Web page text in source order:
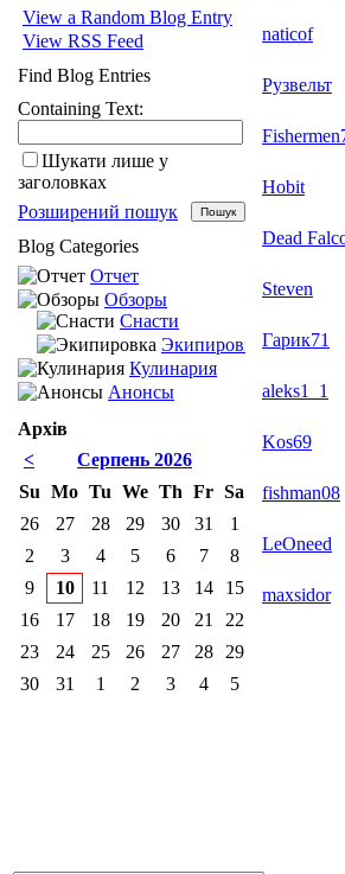
naticof
Рузвельт
Hobit
Dead
Steven
Гарик71
aleks1_1
Kos69
fishman08
LeOneed
maxsidor
View a Random Blog Entry
View RSS Feed
Find Blog Entries
Containing Text:
Шукати лише у
заголовках
Розширений пошук
Blog Categories
Отчет
Обзоры
Снасти
Экипировка
Кулинария
Анонсы
Архів
<
Серпень 2026
Su Mo Tu We Th Fr Sa
26
27 28 29 30 31
1
2
3 4 5 6 7
8
9
10 11 12 13 14
15
16
17 18 19 20 21
22
23
24 25 26 27 28
29
30
31 1 2 3 4 5